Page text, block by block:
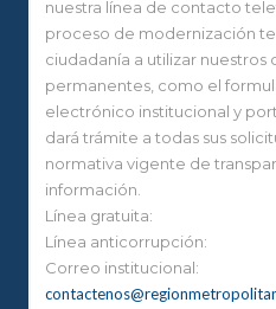
nuestra línea de contacto
proceso de modernización
ciudadanía a utilizar nuestros
permanentes, como el
electrónico institucional y
dará trámite a todas sus
normativa vigente de
información.
Línea gratuita:
Línea anticorrupción:
Correo institucional: